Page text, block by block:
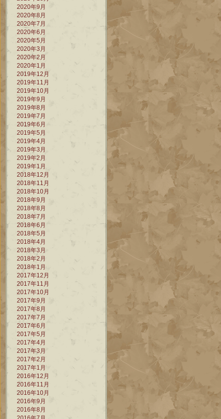
2020年9月
2020年8月
2020年7月
2020年6月
2020年5月
2020年3月
2020年2月
2020年1月
2019年12月
2019年11月
2019年10月
2019年9月
2019年8月
2019年7月
2019年6月
2019年5月
2019年4月
2019年3月
2019年2月
2019年1月
2018年12月
2018年11月
2018年10月
2018年9月
2018年8月
2018年7月
2018年6月
2018年5月
2018年4月
2018年3月
2018年2月
2018年1月
2017年12月
2017年11月
2017年10月
2017年9月
2017年8月
2017年7月
2017年6月
2017年5月
2017年4月
2017年3月
2017年2月
2017年1月
2016年12月
2016年11月
2016年10月
2016年9月
2016年8月